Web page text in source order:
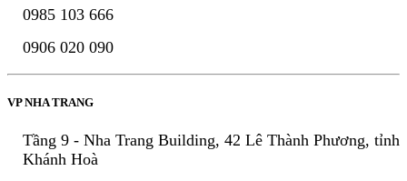
0985 103 666
0906 020 090
VP NHA TRANG
Tầng 9 - Nha Trang Building, 42 Lê Thành Phương, tỉnh
Khánh Hoà